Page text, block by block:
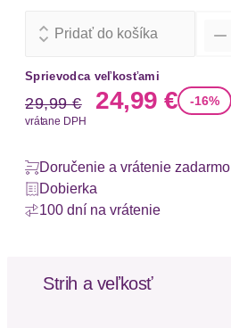
Pridať do košíka
Sprievodca veľkosťami
Stará cena
29,99 € Nová cena
24,99 € -16%
vrátane DPH
Doručenie a vrátenie zadarmo
Dobierka
100 dní na vrátenie
Strih a veľkosť